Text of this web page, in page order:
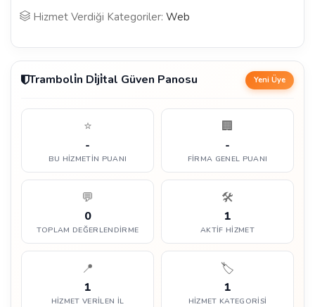
Hizmet Verdiği Kategoriler: Web
Tramboli̇n Di̇ji̇tal Güven Panosu Yeni Üye
⭐
-
BU HIZMETIN PUANI
🏢
-
FIRMA GENEL PUANI
💬
0
TOPLAM DEĞERLENDIRME
🛠️
1
AKTIF HIZMET
📍
1
HIZMET VERILEN İL
🏷️
1
HIZMET KATEGORISI